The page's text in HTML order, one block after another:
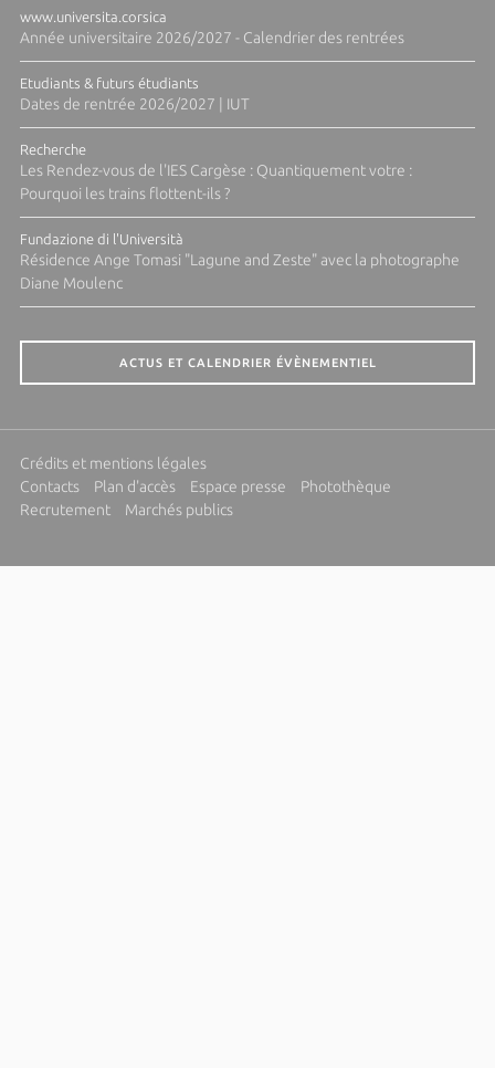
www.universita.corsica
Année universitaire 2026/2027 - Calendrier des rentrées
Etudiants & futurs étudiants
Dates de rentrée 2026/2027 | IUT
Recherche
Les Rendez-vous de l'IES Cargèse : Quantiquement votre :
Pourquoi les trains flottent-ils ?
Fundazione di l'Università
Résidence Ange Tomasi "Lagune and Zeste" avec la photographe
Diane Moulenc
ACTUS ET CALENDRIER ÉVÈNEMENTIEL
Crédits et mentions légales
Contacts
Plan d'accès Espace presse
Photothèque
Recrutement
Marchés publics